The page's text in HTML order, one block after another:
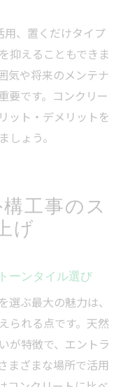
用、置くだけタイプ
抑えることもできま
気や将来のメンテナ
要です。コンクリー
ット・デメリットを
しょう。
工事のス
げ
ーンタイル選び
ぶ最大の魅力は、
られる点です。天然
が特徴で、エントラ
まざまな場所で活用